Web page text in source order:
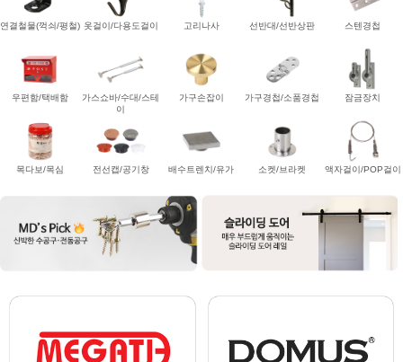
연결철물(꺽쇠/평철) 옷걸이/다용도걸이 고리나사 선반대/선반상판 스텐경첩
우편함/택배함
가스쇼바/수대/스테
이
가구손잡이 가구경첩/소품경첩 잠금장치
목다보/목심 전선캡/공기창 배수트렌치/유가 소켓/브라켓 액자걸이/POP걸이